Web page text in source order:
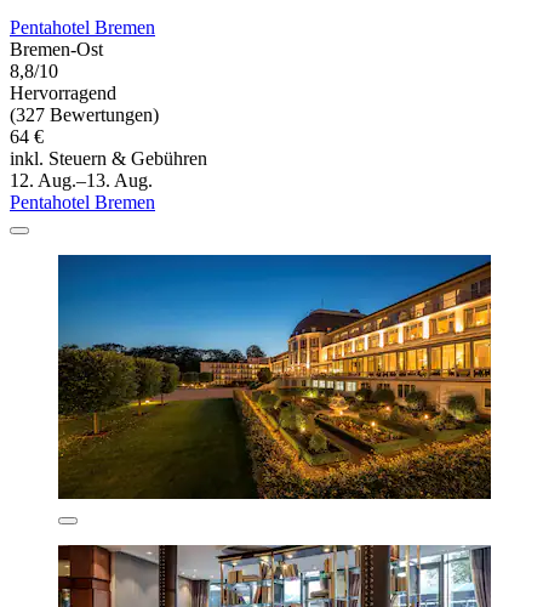
Pentahotel Bremen
Bremen-Ost
8,8/10
Hervorragend
(327 Bewertungen)
64 €
inkl. Steuern & Gebühren
12. Aug.–13. Aug.
Pentahotel Bremen